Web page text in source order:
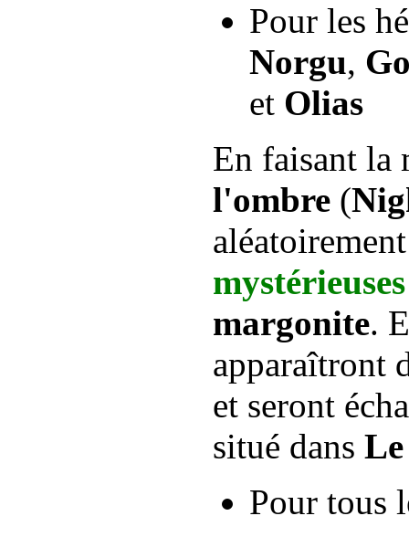
Pour les
Norgu,
et Olias
En faisant la
l'ombre (
mystérieuses
margonite.
apparaîtront
et seront
situé dans
Pour tous